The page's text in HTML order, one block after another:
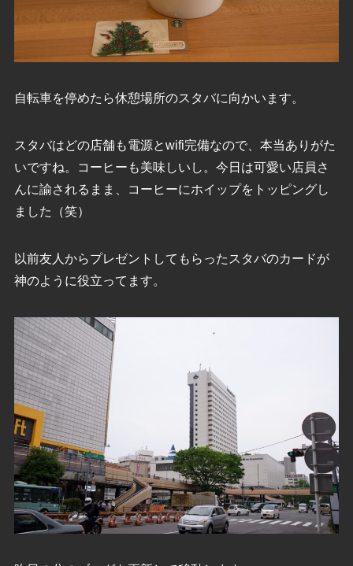
自転車を停めたら休憩場所のスタバに向かいます。
スタバはどの店舗も電源とwifi完備なので、本当ありがた
いですね。コーヒーも美味しいし。今日は可愛い店員さ
んに諭されるまま、コーヒーにホイップをトッピングし
ました（笑）
以前友人からプレゼントしてもらったスタバのカードが
神のように役立ってます。